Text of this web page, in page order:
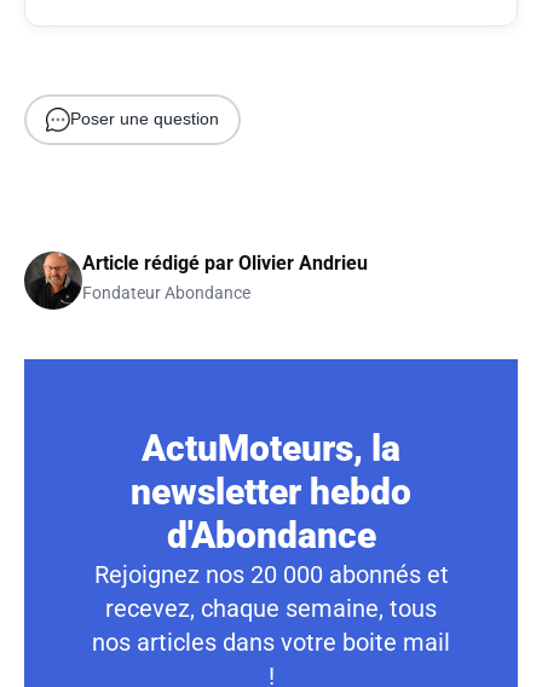
Poser une question
Article rédigé par Olivier Andrieu
Fondateur Abondance
ActuMoteurs, la
newsletter hebdo
d'Abondance
Rejoignez nos 20 000 abonnés et
recevez, chaque semaine, tous
nos articles dans votre boite mail
!